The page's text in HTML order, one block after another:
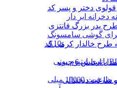
دخرانه ابر دار
برای گوشی سامسونگ
A10s
پاور بانک شیائومی ظرفیت 10000 میلی
پدر بزرگ فانتزی
اسلش 6 جیب
ساعت دیجیتالی